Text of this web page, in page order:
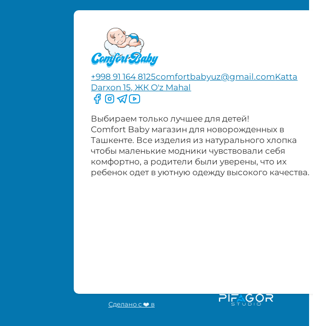
+998 91 164 8125comfortbabyuz@gmail.comKatta
Darxon 15, ЖК O'z Mahal
Следите за нами на Facebook
Следите за нами в Instagram
Следите за нами в Telegram
Следите за нами в YouTube
Выбираем только лучшее для детей!
Comfort Baby магазин для новорожденных в
Ташкенте. Все изделия из натурального хлопка
чтобы маленькие модники чувствовали себя
комфортно, а родители были уверены, что их
ребенок одет в уютную одежду высокого качества.
Сделано с ❤️ в